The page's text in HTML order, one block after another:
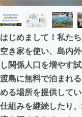
ビジネス
まちづく
CAMPFIRE
CAMPFIRE
はじめまして！私た
空き家を使い、島内
し関係人口を増やす
渡島に無料で泊まれ
める場所を提供して
仕組みを継続したり